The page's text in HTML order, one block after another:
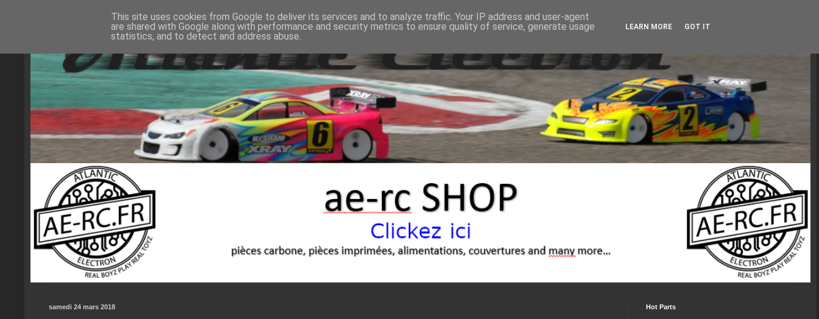
samedi 24 mars 2018 Hot Parts
This site uses cookies from Google to deliver its services and to analyze traffic. Your IP address and user-agent
are shared with Google along with performance and security metrics to ensure quality of service, generate usage
statistics, and to detect and address abuse.
LEARN MORE GOT IT